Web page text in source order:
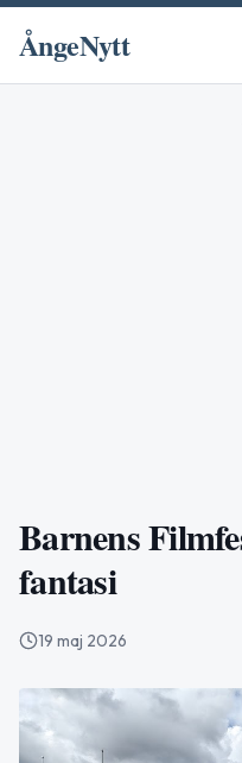
ÅngeNytt
Barnens
fantasi
19 maj 2026